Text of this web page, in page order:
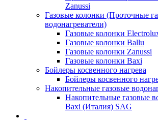
Zanussi
Газовые колонки (Проточные
водонагреватели)
Газовые колонки
Газовые колонки Ballu
Газовые колонки Zanussi
Газовые колонки Baxi
Бойлеры косвенного нагрева
Бойлеры косвенного
Накопительные газовые
Накопительные газовые
Baxi (Италия) SAG